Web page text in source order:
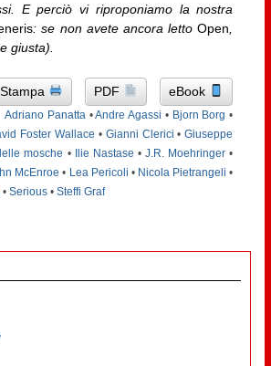
E perciò vi riproponiamo la nostra
: se non avete ancora letto Open
giusta).
Stampa PDF eBook
Adriano Panatta•Andre Agassi • Bjorn Borg •
Foster Wallace • Gianni Clerici •Giuseppe
mosche • Ilie Nastase •J.R. Moehringer •
McEnroe • Lea Pericoli • Nicola Pietrangeli •
• Serious• Steffi Graf